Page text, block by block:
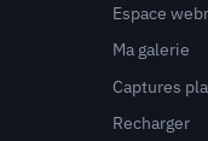
Espace
Ma galerie
Captures
Recharger